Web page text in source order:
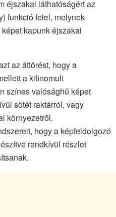
éjszakai láthatóságért az
funkció felel, melynek
kapunk éjszakai
az áttörést, hogy a
a kifinomult
színes valósághű képet
sötét raktárról, vagy
környezetről.
hogy a képfeldolgozó
rendkívül részlet